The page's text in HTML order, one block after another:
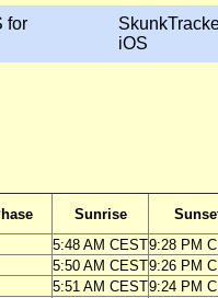
for
iOS
Sunrise
5:48 AM CEST9:28 PM
5:50 AM CEST9:26 PM
5:51 AM CEST9:24 PM